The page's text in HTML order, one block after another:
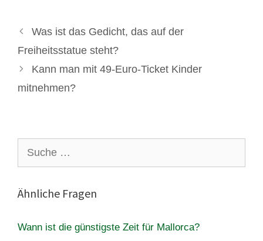
Was ist das Gedicht, das auf der
Freiheitsstatue steht?
Kann man mit 49-Euro-Ticket Kinder
mitnehmen?
nach:
Ähnliche Fragen
Wann ist die günstigste Zeit für Mallorca?